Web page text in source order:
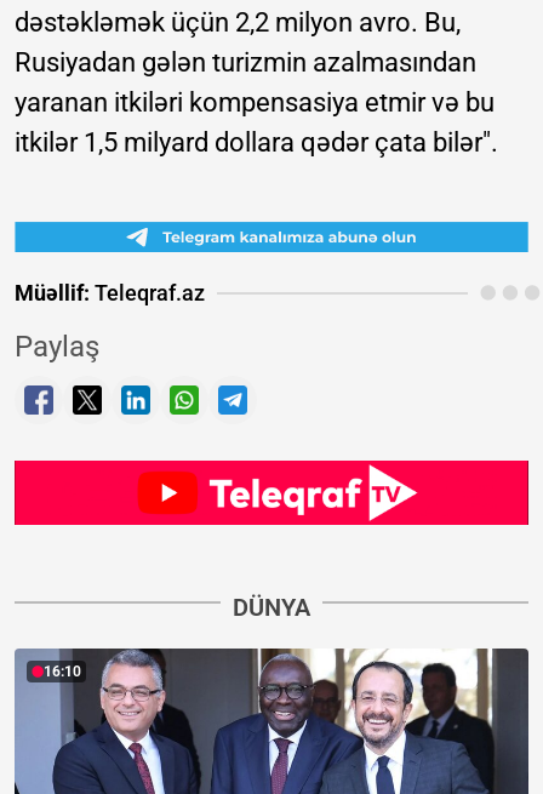
dəstəkləmək üçün 2,2 milyon avro. Bu,
Rusiyadan gələn turizmin azalmasından
yaranan itkiləri kompensasiya etmir və bu
itkilər 1,5 milyard dollara qədər çata bilər".
Müəllif: Teleqraf.az
Paylaş
DÜNYA
16:10